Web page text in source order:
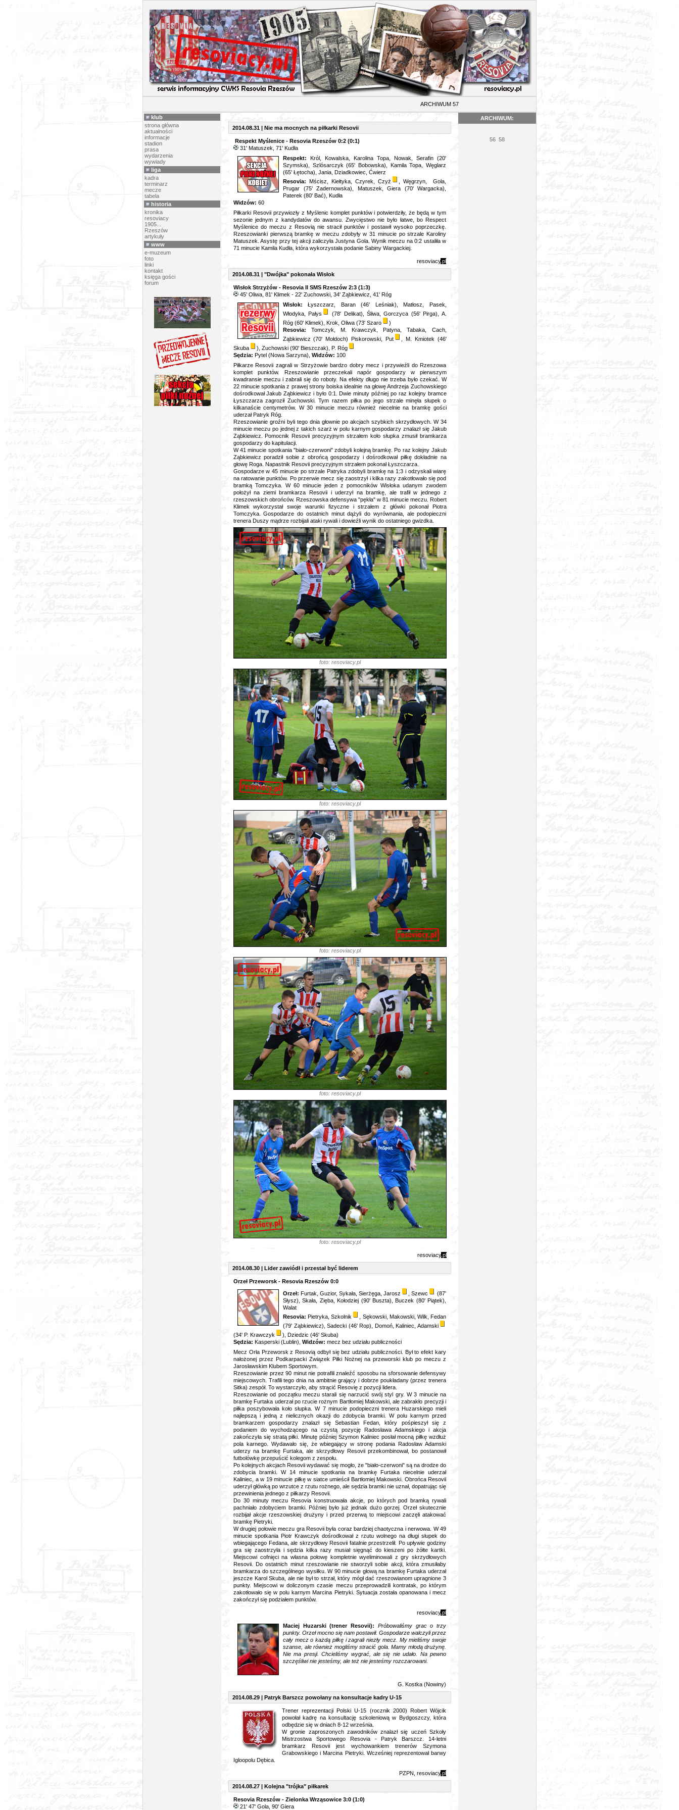
ARCHIWUM 57
klub
strona główna
aktualności
informacje
stadion
prasa
wydarzenia
wywiady
liga
kadra
terminarz
mecze
tabela
historia
kronika
resoviacy
1905...
Rzeszów
artykuły
www
e-muzeum
foto
linki
kontakt
księga gości
forum
2014.08.31 | Nie ma mocnych na piłkarki Resovii
Respekt Myślenice - Resovia Rzeszów 0:2 (0:1)
31' Matuszek, 71' Kudła
Respekt:
Król, Kowalska, Karolina Topa, Nowak, Serafin (20'
Szymska), Szlósarczyk (65' Bobowska), Kamila Topa, Węglarz
(65' Łętocha) , Jania, Dziadkowiec, Ćwierz
Resovia: Mścisz, Kiełtyka, Czyrek, Czyż
, Węgrzyn, Gola,
Prugar (75' Zadernowska), Matuszek, Giera (70' Wargacka),
Paterek (80' Bać), Kudła
Widzów: 60
Piłkarki Resovii przywiozły z Myślenic komplet punktów i potwierdziły, że będą w tym
sezonie jednym z kandydatów do awansu. Zwycięstwo nie było łatwe, bo Respect
Myślenice do meczu z Resovią nie stracił punktów i postawił wysoko poprzeczkę.
Rzeszowianki pierwszą bramkę w meczu zdobyły w 31 minucie po strzale Karoliny
Matuszek. Asystę przy tej akcji zaliczyła Justyna Gola. Wynik meczu na 0:2 ustaliła w
71 minucie Kamila Kudła, która wykorzystała podanie Sabiny Wargackiej.
resoviacy .pl
2014.08.31 | "Dwójka" pokonała Wisłok
Wisłok Strzyżów - Resovia II SMS Rzeszów 2:3 (1:3)
45' Oliwa, 81' Klimek - 22' Zuchowski, 34' Ząbkiewicz, 41' Róg
Wisłok: Łyszczarz, Baran (46' Leśniak), Matłosz, Pasek,
Włodyka, Pałys
(78' Delikat), Śliwa, Gorczyca (56' Pirga), A.
Róg (60' Klimek), Krok, Oliwa (73' Szaro
)
Resovia: Tomczyk, M. Krawczyk, Patyna, Tabaka, Cach,
Ząbkiewicz (70' Mołdoch) Piskorowski, Put
, M. Kmiotek (46'
Skuba
), Zuchowski (90' Bieszczak), P. Róg
Sędzia: Pytel (Nowa Sarzyna), Widzów: 100
Piłkarze Resovii zagrali w Strzyżowie bardzo dobry mecz i przywieźli do Rzeszowa
komplet punktów. Rzeszowianie przeczekali napór gospodarzy w pierwszym
kwadransie meczu i zabrali się do roboty. Na efekty długo nie trzeba było czekać. W
22 minucie spotkania z prawej strony boiska idealnie na głowę Andrzeja Zuchowskiego
dośrodkował Jakub Ząbkiewicz i było 0:1. Dwie minuty później po raz kolejny bramce
Łyszczarza zagroził Zuchowski. Tym razem piłka po jego strzale minęła słupek o
kilkanaście centymetrów. W 30 minucie meczu również niecelnie na bramkę gości
uderzał Patryk Róg.
Rzeszowianie groźni byli tego dnia głownie po akcjach szybkich skrzydłowych. W 34
minucie meczu po jednej z takich szarż w polu karnym gospodarzy znalazł się Jakub
Ząbkiewicz. Pomocnik Resovii precyzyjnym strzałem koło słupka zmusił bramkarza
gospodarzy do kapitulacji.
W 41 minucie spotkania "biało-czerwoni" zdobyli kolejną bramkę. Po raz kolejny Jakub
Ząbkiewicz poradził sobie z obrońcą gospodarzy i dośrodkował piłkę dokładnie na
głowę Roga. Napastnik Resovii precyzyjnym strzałem pokonał Łyszczarza.
Gospodarze w 45 minucie po strzale Patryka zdobyli bramkę na 1:3 i odzyskali wiarę
na ratowanie punktów. Po przerwie mecz się zaostrzył i kilka razy zakotłowało się pod
bramką Tomczyka. W 60 minucie jeden z pomocników Wisłoka udanym zwodem
położył na ziemi bramkarza Resovii i uderzył na bramkę, ale trafił w jednego z
rzeszowskich obrońców. Rzeszowska defensywa "pękła" w 81 minucie meczu. Robert
Klimek wykorzystał swoje warunki fizyczne i strzałem z główki pokonał Piotra
Tomczyka. Gospodarze do ostatnich minut dążyli do wyrównania, ale podopieczni
trenera Duszy mądrze rozbijali ataki rywali i dowieźli wynik do ostatniego gwizdka.
foto: resoviacy.pl
foto: resoviacy.pl
foto: resoviacy.pl
foto: resoviacy.pl
foto: resoviacy.pl
resoviacy.pl
2014.08.30 | Lider zawiódł i przestał być liderem
Orzeł Przeworsk - Resovia Rzeszów 0:0
Orzeł: Furtak, Guzior, Sykała, Sierżęga, Jarosz , Szewc
(87'
Słysz), Skała, Zięba, Kołodziej (90' Buszta), Buczek (80' Piątek),
Walat
Resovia: Pietryka, Szkolnik
, Sękowski, Makowski, Wilk, Fedan
(79' Ząbkiewicz), Sadecki (46' Rop), Domoń, Kaliniec, Adamski
(34' P. Krawczyk
), Dziedzic (46' Skuba)
Sędzia: Kasperski (Lublin), Widzów: mecz bez udziału publiczności
Mecz Orła Przeworsk z Resovią odbył się bez udziału publiczności. Był to efekt kary
nałożonej przez Podkarpacki Związek Piłki Nożnej na przeworski klub po meczu z
Jarosławskim Klubem Sportowym.
Rzeszowianie przez 90 minut nie potrafili znaleźć sposobu na sforsowanie defensywy
miejscowych. Trafili tego dnia na ambitnie grający i dobrze poukładany (przez trenera
Sitka) zespół. To wystarczyło, aby strącić Resovię z pozycji lidera.
Rzeszowianie od początku meczu starali się narzucić swój styl gry. W 3 minucie na
bramkę Furtaka uderzał po rzucie rożnym Bartłomiej Makowski, ale zabrakło precyzji i
piłka poszybowała koło słupka. W 7 minucie podopieczni trenera Huzarskiego mieli
najlepszą i jedną z nielicznych okazji do zdobycia bramki. W polu karnym przed
bramkarzem gospodarzy znalazł się Sebastian Fedan, który pośpieszył się z
podaniem do wychodzącego na czystą pozycję Radosława Adamskiego i akcja
zakończyła się stratą piłki. Minutę później Szymon Kaliniec posłał mocną piłkę wzdłuż
pola karnego. Wydawało się, że wbiegający w stronę podania Radosław Adamski
uderzy na bramkę Furtaka, ale skrzydłowy Resovii przekombinował, bo postanowił
futbolówkę przepuścić kolegom z zespołu.
Po kolejnych akcjach Resovii wydawać się mogło, że "biało-czerwoni" są na drodze do
zdobycia bramki. W 14 minucie spotkania na bramkę Furtaka niecelnie uderzał
Kaliniec, a w 19 minucie piłkę w siatce umieścił Bartłomiej Makowski. Obrońca Resovii
uderzył główką po wrzutce z rzutu rożnego, ale sędzia bramki nie uznał, dopatrując się
przewinienia jednego z piłkarzy Resovii.
Do 30 minuty meczu Resovia konstruowała akcje, po których pod bramką rywali
pachniało zdobyciem bramki. Później było już jednak dużo gorzej. Orzeł skutecznie
rozbijał akcje rzeszowskiej drużyny i przed przerwą to miejscowi zaczęli atakować
bramkę Pietryki.
W drugiej połowie meczu gra Resovii była coraz bardziej chaotyczna i nerwowa. W 49
minucie spotkania Piotr Krawczyk dośrodkował z rzutu wolnego na długi słupek do
wbiegającego Fedana, ale skrzydłowy Resovii fatalnie przestrzelił. Po upływie godziny
gra się zaostrzyła i sędzia kilka razy musiał sięgnąć do kieszeni po żółte kartki.
Miejscowi cofnięci na własna połowę kompletnie wyeliminowali z gry skrzydłowych
Resovii. Do ostatnich minut rzeszowianie nie stworzyli sobie akcji, która zmusiłaby
bramkarza do szczególnego wysiłku. W 90 minucie głową na bramkę Furtaka uderzał
jeszcze Karol Skuba, ale nie był to strzał, który mógł dać rzeszowianom upragnione 3
punkty. Miejscowi w doliczonym czasie meczu przeprowadzili kontratak, po którym
zakotłowało się w polu karnym Marcina Pietryki. Sytuacja została opanowana i mecz
zakończył się podziałem punktów.
resoviacy .pl
Maciej Huzarski (trener Resovii): Próbowaliśmy grac o trzy
punkty. Orzeł mocno się nam postawił. Gospodarze walczyli przez
cały mecz o każdą piłkę i zagrali niezły mecz. My mieliśmy swoje
szanse, ale również mogliśmy stracić gola. Mamy młodą drużynę.
Nie ma presji. Chcieliśmy wygrać, ale się nie udało. Na pewno
szczęśliwi nie jesteśmy, ale też nie jesteśmy rozczarowani.
G. Kostka (Nowiny)
2014.08.29 | Patryk Barszcz powołany na konsultacje kadry U-15
Trener reprezentacji Polski U-15 (rocznik 2000) Robert Wójcik
powołał kadrę na konsultację szkoleniową w Bydgoszczy, która
odbędzie się w dniach 8-12 września.
W gronie zaproszonych zawodników znalazł się uczeń Szkoły
Mistrzostwa Sportowego Resovia - Patryk Barszcz. 14-letni
bramkarz Resovii jest wychowankiem trenerów Szymona
Grabowskiego i Marcina Pietryki. Wcześniej reprezentował barwy
Igloopolu Dębica.
PZPN, resoviacy .pl
2014.08.27 | Kolejna "trójka" piłkarek
Resovia Rzeszów - Zielonka Wrząsowice 3:0 (1:0)
21' 47' Gola, 90' Giera
ARCHIWUM:
56 58